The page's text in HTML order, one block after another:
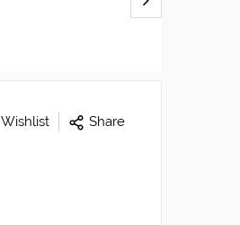
Wishlist Share